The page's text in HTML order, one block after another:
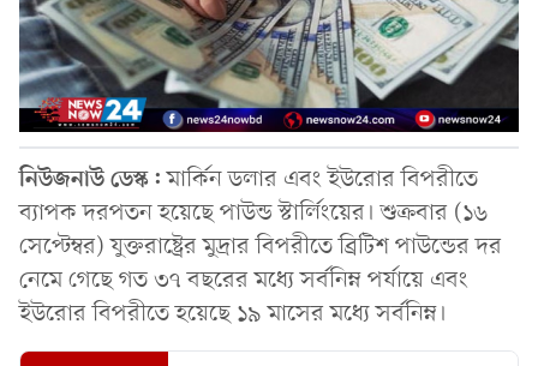
নিউজনাউ ডেস্ক:মার্কিন ডলার এবং ইউরোর বিপরীতে
ব্যাপক দরপতন হয়েছে পাউন্ড স্টার্লিংয়ের। শুক্রবার (১৬
সেপ্টেম্বর) যুক্তরাষ্ট্রের মুদ্রার বিপরীতে ব্রিটিশ পাউন্ডের দর
নেমে গেছে গত ৩৭ বছরের মধ্যে সর্বনিম্ন পর্যায়ে এবং
ইউরোর বিপরীতে হয়েছে ১৯ মাসের মধ্যে সর্বনিম্ন।